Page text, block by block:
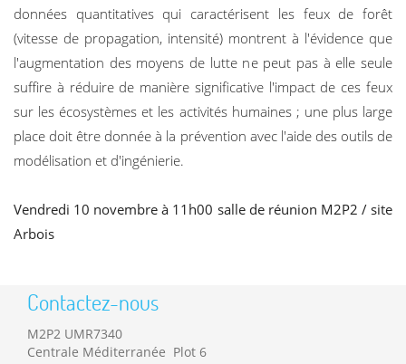
données quantitatives qui caractérisent les feux de forêt
(vitesse de propagation, intensité) montrent à l'évidence que
l'augmentation des moyens de lutte ne peut pas à elle seule
suffire à réduire de manière significative l'impact de ces feux
sur les écosystèmes et les activités humaines ; une plus large
place doit être donnée à la prévention avec l'aide des outils de
modélisation et d'ingénierie.
Vendredi 10 novembre à 11h00 salle de réunion M2P2 / site
Arbois
Contactez-nous
M2P2 UMR7340
Centrale Méditerranée Plot 6